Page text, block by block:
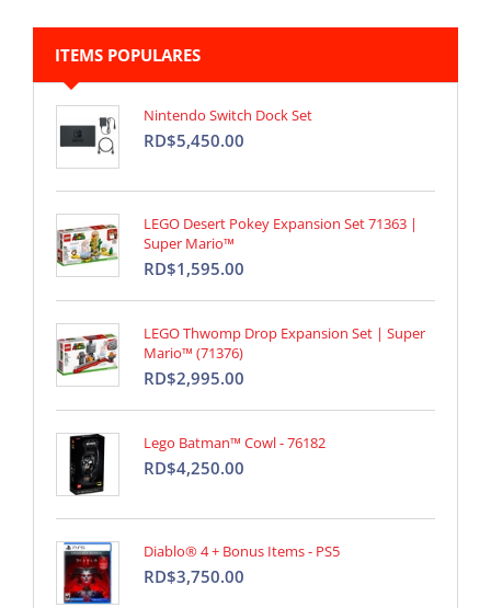
ITEMS POPULARES
Nintendo Switch Dock Set
RD$5,450.00
LEGO Desert Pokey Expansion Set 71363 |
Super Mario™
RD$1,595.00
LEGO Thwomp Drop Expansion Set | Super
Mario™ (71376)
RD$2,995.00
Lego Batman™ Cowl - 76182
RD$4,250.00
Diablo® 4 + Bonus Items - PS5
RD$3,750.00